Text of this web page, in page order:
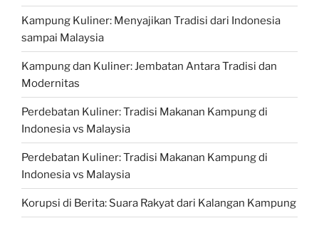
Kampung Kuliner: Menyajikan Tradisi dari Indonesia
sampai Malaysia
Kampung dan Kuliner: Jembatan Antara Tradisi dan
Modernitas
Perdebatan Kuliner: Tradisi Makanan Kampung di
Indonesia vs Malaysia
Perdebatan Kuliner: Tradisi Makanan Kampung di
Indonesia vs Malaysia
Korupsi di Berita: Suara Rakyat dari Kalangan Kampung